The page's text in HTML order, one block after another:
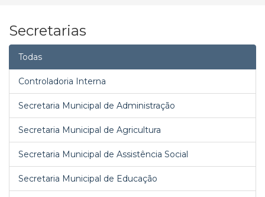
Secretarias
Todas
Controladoria Interna
Secretaria Municipal de Administração
Secretaria Municipal de Agricultura
Secretaria Municipal de Assistência Social
Secretaria Municipal de Educação